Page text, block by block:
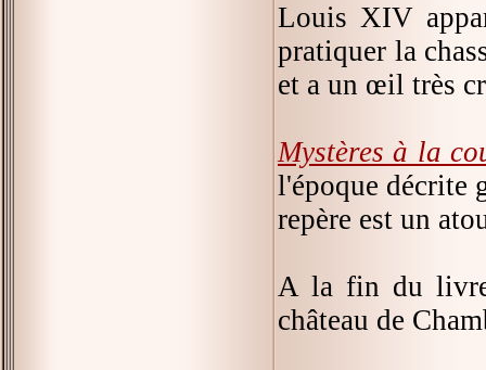
Louis XIV
pratiquer la
et a un œil très
Mystères à la
l'époque décrite
repère est un
A la fin du
château de